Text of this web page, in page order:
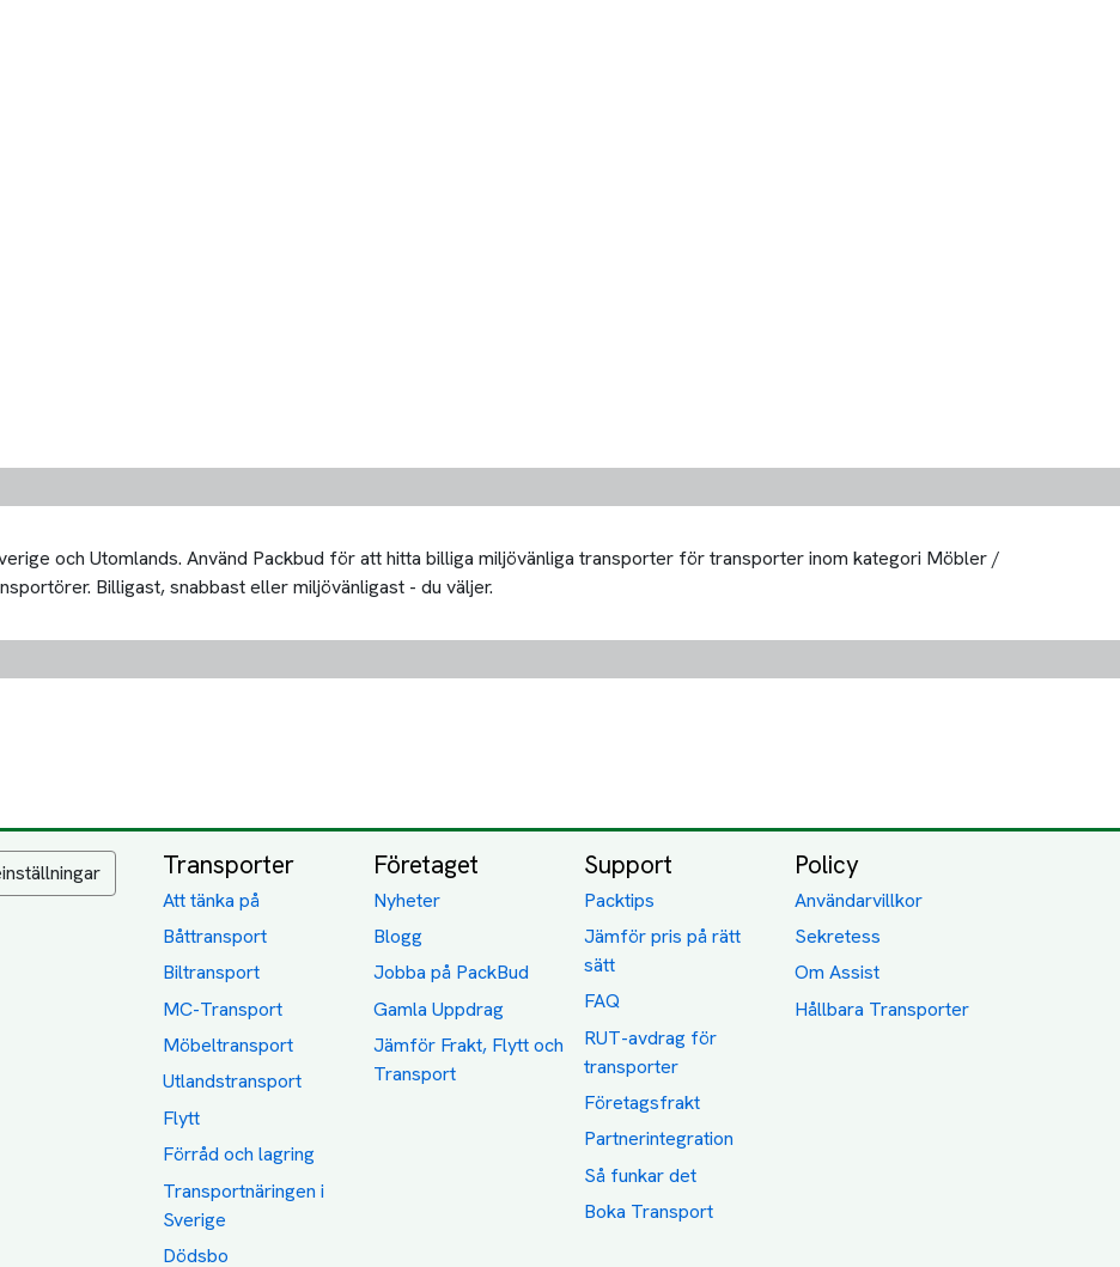
och Utomlands. Använd Packbud för att hitta billiga miljövänliga transporter för transporter inom kategori Möbler /
Billigast, snabbast eller miljövänligast - du väljer.
Transporter
Att tänka på
Båttransport
Biltransport
MC-Transport
Möbeltransport
Utlandstransport
Flytt
Förråd och lagring
Transportnäringen i
Sverige
Dödsbo
Företaget
Nyheter
Blogg
Jobba på PackBud
Gamla Uppdrag
Jämför Frakt, Flytt och
Transport
Support
Packtips
Jämför pris på rätt
sätt
FAQ
RUT-avdrag för
transporter
Företagsfrakt
Partnerintegration
Så funkar det
Boka Transport
Policy
Användarvillkor
Sekretess
Om Assist
Hållbara Transporter